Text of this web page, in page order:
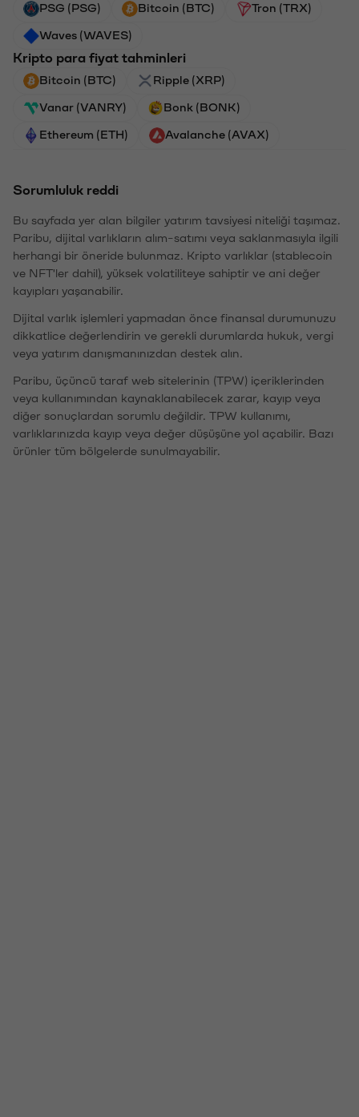
PSG (PSG) Bitcoin (BTC) Tron (TRX)
Waves (WAVES)
Kripto para fiyat tahminleri
Bitcoin (BTC) Ripple (XRP)
Vanar (VANRY) Bonk (BONK)
Ethereum (ETH) Avalanche (AVAX)
Sorumluluk reddi
Bu sayfada yer alan bilgiler yatırım tavsiyesi niteliği taşımaz.
Paribu, dijital varlıkların alım-satımı veya saklanmasıyla ilgili
herhangi bir öneride bulunmaz. Kripto varlıklar (stablecoin
ve NFT'ler dahil), yüksek volatiliteye sahiptir ve ani değer
kayıpları yaşanabilir.
Dijital varlık işlemleri yapmadan önce finansal durumunuzu
dikkatlice değerlendirin ve gerekli durumlarda hukuk, vergi
veya yatırım danışmanınızdan destek alın.
Paribu, üçüncü taraf web sitelerinin (TPW) içeriklerinden
veya kullanımından kaynaklanabilecek zarar, kayıp veya
diğer sonuçlardan sorumlu değildir. TPW kullanımı,
varlıklarınızda kayıp veya değer düşüşüne yol açabilir. Bazı
ürünler tüm bölgelerde sunulmayabilir.